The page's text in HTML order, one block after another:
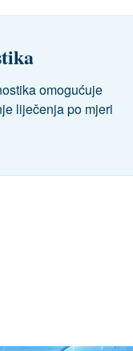
omogućuje
liječenja po mjeri